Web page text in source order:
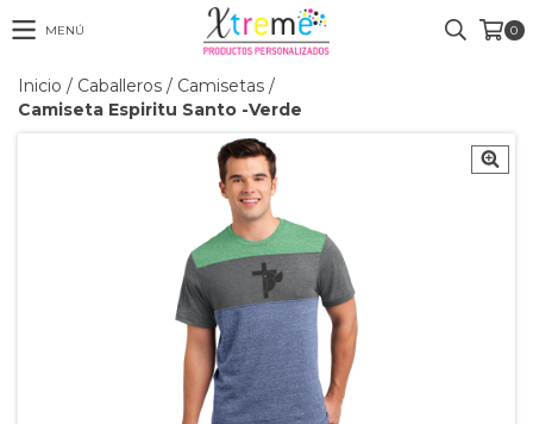
MENÚ 0
Inicio / Caballeros / Camisetas /
Camiseta Espiritu Santo -Verde